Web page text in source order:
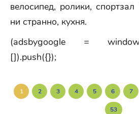
велосипед, ролики,
ни странно, кухня.
(adsbygoogle =
[]).push({});
1 2 3 4 5 6 7
53